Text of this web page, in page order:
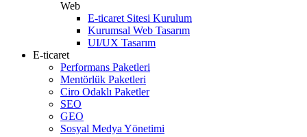
Web
E-ticaret Sitesi Kurulum
Kurumsal Web Tasarım
UI/UX Tasarım
E-ticaret
Performans Paketleri
Mentörlük Paketleri
Ciro Odaklı Paketler
SEO
GEO
Sosyal Medya Yönetimi